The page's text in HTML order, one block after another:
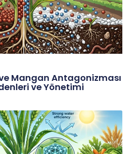
Mangan Antagonizması
ve Yönetimi